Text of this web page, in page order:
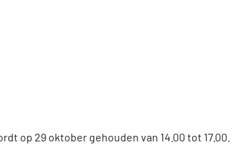
op 29 oktober gehouden van 14.00 tot 17.00.